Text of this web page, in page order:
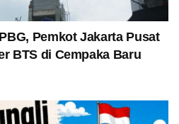
Pemkot Jakarta Pusat
BTS di Cempaka Baru